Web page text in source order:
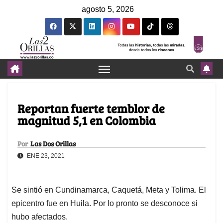
agosto 5, 2026
Reportan fuerte temblor de
magnitud 5,1 en Colombia
Por Las Dos Orillas
ENE 23, 2021
Se sintió en Cundinamarca, Caquetá, Meta y Tolima. El
epicentro fue en Huila. Por lo pronto se desconoce si
hubo afectados.